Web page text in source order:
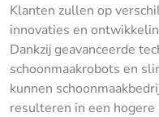
Klanten zullen op
innovaties en
Dankzij geavanceerde
schoonmaakrobots en
kunnen
resulteren in een